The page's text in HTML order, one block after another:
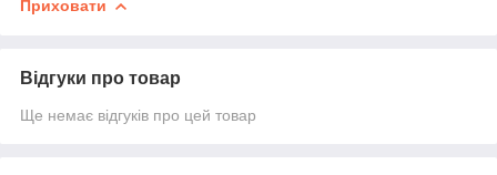
Приховати
Відгуки про товар
Ще немає відгуків про цей товар